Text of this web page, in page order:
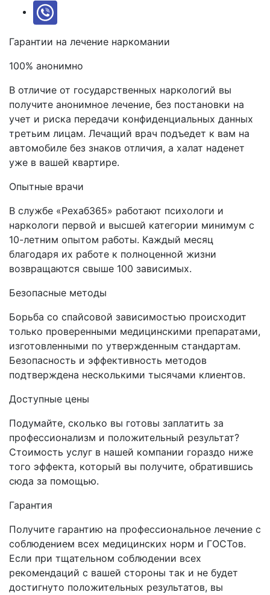
Гарантии на лечение наркомании
100% анонимно
В отличие от государственных наркологий вы
получите анонимное лечение, без постановки на
учет и риска передачи конфиденциальных данных
третьим лицам. Лечащий врач подъедет к вам на
автомобиле без знаков отличия, а халат наденет
уже в вашей квартире.
Опытные врачи
В службе «Рехаб365» работают психологи и
наркологи первой и высшей категории минимум с
10-летним опытом работы. Каждый месяц
благодаря их работе к полноценной жизни
возвращаются свыше 100 зависимых.
Безопасные методы
Борьба со спайсовой зависимостью происходит
только проверенными медицинскими препаратами,
изготовленными по утвержденным стандартам.
Безопасность и эффективность методов
подтверждена несколькими тысячами клиентов.
Доступные цены
Подумайте, сколько вы готовы заплатить за
профессионализм и положительный результат?
Стоимость услуг в нашей компании гораздо ниже
того эффекта, который вы получите, обратившись
сюда за помощью.
Гарантия
Получите гарантию на профессиональное лечение с
соблюдением всех медицинских норм и ГОСТов.
Если при тщательном соблюдении всех
рекомендаций с вашей стороны так и не будет
достигнуто положительных результатов, вы